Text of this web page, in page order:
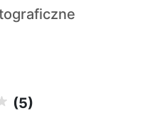
(5)